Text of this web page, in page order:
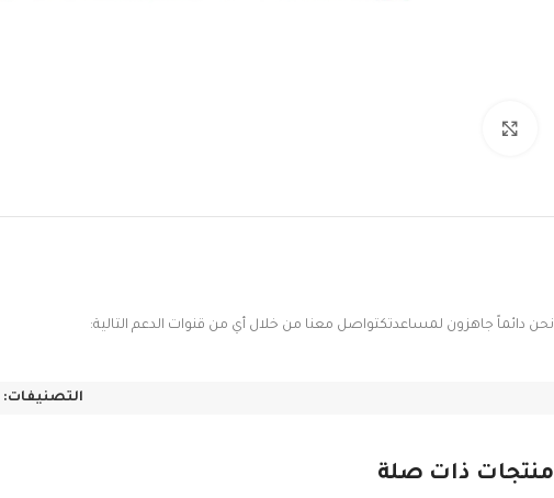
نحن دائماً جاهزون لمساعدتكتواصل معنا من خلال أي من قنوات الدعم التالية:
التصنيفات:
منتجات ذات صلة